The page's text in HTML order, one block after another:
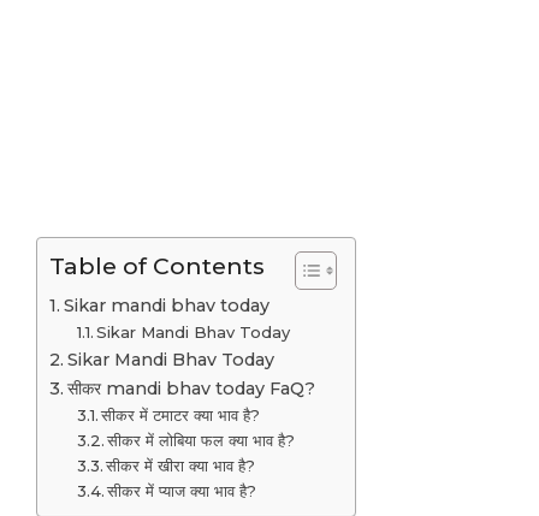
Table of Contents
Sikar mandi bhav today
Sikar Mandi Bhav Today
Sikar Mandi Bhav Today
सीकर mandi bhav today FaQ?
सीकर में टमाटर क्या भाव है?
सीकर में लोबिया फल क्या भाव है?
सीकर में खीरा क्या भाव है?
सीकर में प्याज क्या भाव है?